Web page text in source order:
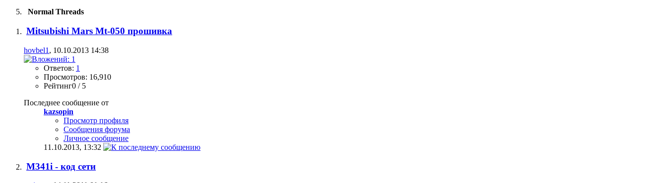
Normal Threads
Mitsubishi Mars Mt-050 прошивка
hovbel1 , 10.10.2013 14:38
Ответов: 1
Просмотров: 16,910
Рейтинг0 / 5
Последнее сообщение от
kazsopin
Просмотр профиля
Сообщения форума
Личное сообщение
11.10.2013, 13:32
M341i - код сети